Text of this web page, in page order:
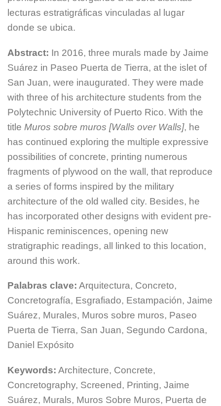
lecturas estratigráficas vinculadas al lugar
donde se ubica.
Abstract: In 2016, three murals made by Jaime
Suárez in Paseo Puerta de Tierra, at the islet of
San Juan, were inaugurated. They were made
with three of his architecture students from the
Polytechnic University of Puerto Rico. With the
title Muros sobre muros [Walls over Walls], he
has continued exploring the multiple expressive
possibilities of concrete, printing numerous
fragments of plywood on the wall, that reproduce
a series of forms inspired by the military
architecture of the old walled city. Besides, he
has incorporated other designs with evident pre-
Hispanic reminiscences, opening new
stratigraphic readings, all linked to this location,
around this work.
Palabras clave: Arquitectura, Concreto,
Concretografía, Esgrafiado, Estampación, Jaime
Suárez, Murales, Muros sobre muros, Paseo
Puerta de Tierra, San Juan, Segundo Cardona,
Daniel Expósito
Keywords: Architecture, Concrete,
Concretography, Screened, Printing, Jaime
Suárez, Murals, Muros Sobre Muros, Puerta de